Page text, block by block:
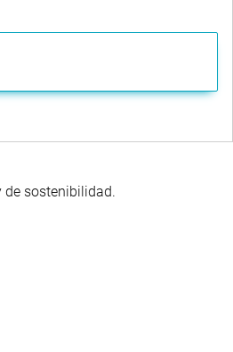
de sostenibilidad.